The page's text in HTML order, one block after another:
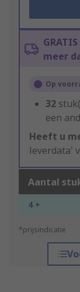
meer
Op
32
een
Heeft u
leverdata'
Aantal
4 +
*prijsindicatie